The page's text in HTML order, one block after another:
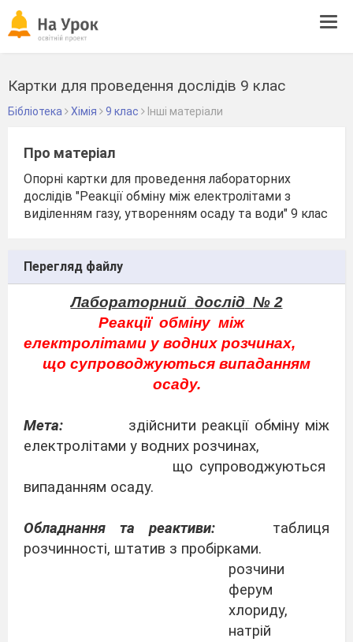
Картки для проведення дослідів 9 клас
Бібліотека Хімія 9 клас Інші матеріали
Про матеріал
Опорні картки для проведення лабораторних
дослідів "Реакції обміну між електролітами з
виділенням газу, утворенням осаду та води" 9 клас
Перегляд файлу
Лабораторний дослід № 2
Реакції обміну між
електролітами у водних розчинах,
що супроводжуються випаданням
осаду.
Мета:
здійснити реакції обміну між
електролітами у водних розчинах,
що супроводжуються
випаданням осаду.
Обладнання та реактиви:
таблиця
розчинності, штатив з пробірками.
розчини
ферум
хлориду,
натрій